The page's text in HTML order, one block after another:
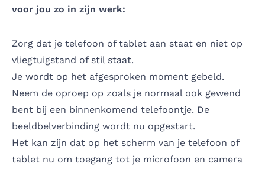
voor jou zo in zijn werk:
Zorg dat je telefoon of tablet aan staat en niet op
vliegtuigstand of stil staat.
Je wordt op het afgesproken moment gebeld.
Neem de oproep op zoals je normaal ook gewend
bent bij een binnenkomend telefoontje. De
beeldbelverbinding wordt nu opgestart.
Het kan zijn dat op het scherm van je telefoon of
tablet nu om toegang tot je microfoon en camera